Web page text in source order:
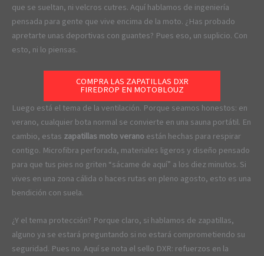
que se sueltan, ni velcros cutres. Aquí hablamos de ingeniería
pensada para gente que vive encima de la moto. ¿Has probado
apretarte unas deportivas con guantes? Pues eso, un suplicio. Con
esto, ni lo piensas.
COMPRA LAS ZAPATILLAS DXR
FIREDROP EN MOTOBLOUZ
Luego está el tema de la ventilación. Porque seamos honestos: en
verano, cualquier bota normal se convierte en una sauna portátil. En
cambio, estas zapatillas moto veranoestán hechas para respirar
contigo. Microfibra perforada, materiales ligeros y diseño pensado
para que tus pies no griten “sácame de aquí” a los diez minutos. Si
vives en una zona cálida o haces rutas en pleno agosto, esto es una
bendición con suela.
¿Y el tema protección? Porque claro, si hablamos de zapatillas,
alguno ya se estará preguntando si no estará comprometiendo su
seguridad. Pues no. Aquí se nota el sello DXR: refuerzos en la